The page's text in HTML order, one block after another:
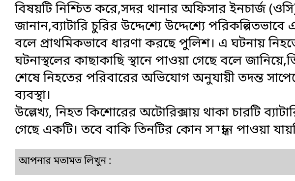
বিষয়টি নিশ্চিত করে,সদর থানার অফিসার ইনচার্জ
জানান,ব্যাটারি চুরির উদ্দেশ্যে উদ্দেশ্যে
বলে প্রাথমিকভাবে ধারণা করছে পুলিশ। এ ঘটনায়
ঘটনাস্থলের কাছাকাছি স্থানে পাওয়া গেছে বলে
শেষে নিহতের পরিবারের অভিযোগ অনুযায়ী তদন্ত
ব্যবস্থা।
উল্লেখ্য, নিহত কিশোরের অটোরিক্সায় থাকা চারটি
গেছে একটি। তবে বাকি তিনটির কোন সন্ধান পাওয়া
আপনার মতামত লিখুন :